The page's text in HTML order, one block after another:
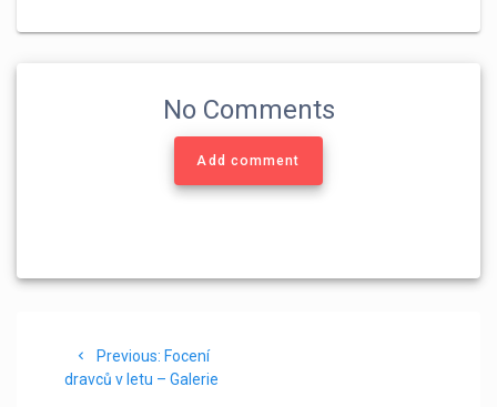
No Comments
Add comment
pro
Previous: Previous
post:
Focení
dravců v letu – Galerie